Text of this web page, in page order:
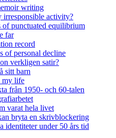
writing
activity?
of punctuated equilibrium
far
record
of personal decline
verkligen satir?
sitt barn
my life
från 1950- och 60-talen
varat hela livet
bryta en skrivblockering
identiteter under 50 års tid